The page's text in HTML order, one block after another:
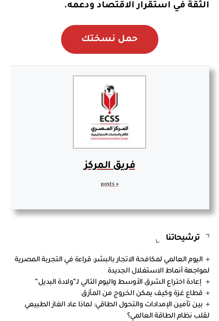
الثقة في استقرار الاقتصاد ودعمه.
حمل نسختك
فريق المركز
ترشيحاتنا
اليوم العالمي لمكافحة الاتجار بالبشر: قراءة في التجربة المصرية
لمواجهة أنماط الاستغلال الجديدة
إعادة اختراع الشرق الأوسط واليوم التالي لـ”ولادة البديل”
قطاع غزة وكيف يمكن الخروج من المأزق
بين تأمين الإمدادات والتحول الطاقي: لماذا عاد الغاز الطبيعي
لقلب نظام الطاقة العالمي؟